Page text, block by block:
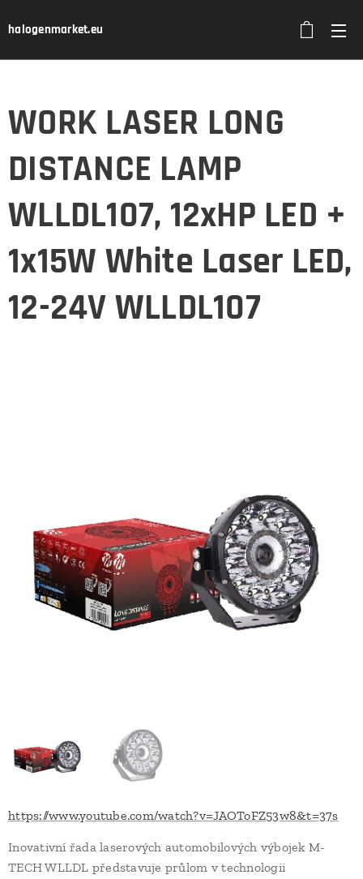
halogenmarket.eu
WORK LASER LONG
DISTANCE LAMP
WLLDL107, 12xHP LED +
1x15W White Laser LED,
12-24V WLLDL107
https://www.youtube.com/watch?v=JAOToFZ53w8&t=37s
Inovativní řada laserových automobilových výbojek M-
TECH WLLDL představuje průlom v technologii